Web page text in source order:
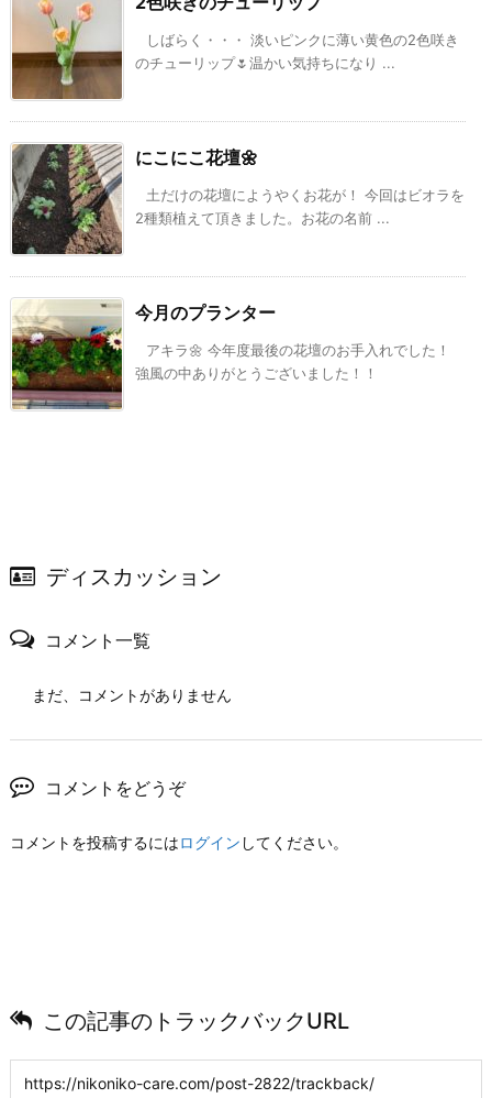
しばらく・・・ 淡いピンクに薄い黄色の2色咲き
のチューリップ🌷温かい気持ちになり ...
にこにこ花壇🌼
土だけの花壇にようやくお花が！ 今回はビオラを
2種類植えて頂きました。お花の名前 ...
今月のプランター
アキラ🌼 今年度最後の花壇のお手入れでした！
強風の中ありがとうございました！！
ディスカッション
コメント一覧
まだ、コメントがありません
コメントをどうぞ
コメントを投稿するにはログイン してください。
この記事のトラックバックURL